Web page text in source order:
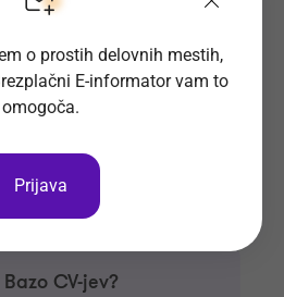
CV-jev?
o prostih delovnih mestih,
E-informator vam to
omogoča.
Prijava